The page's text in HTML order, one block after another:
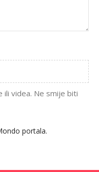
videa. Ne smije biti
portala.